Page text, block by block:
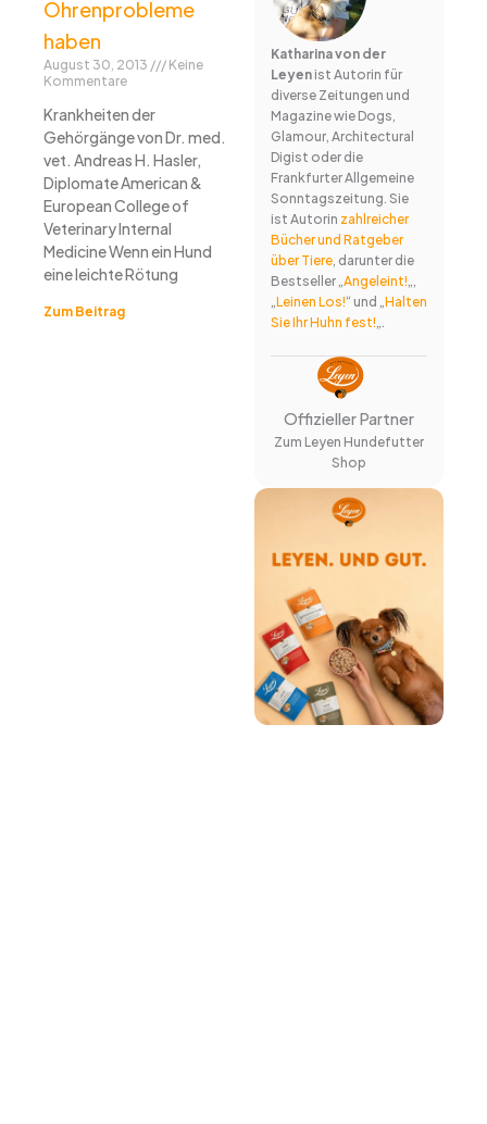
Ohrenprobleme
haben
August 30, 2013
Keine
Kommentare
Krankheiten der
Gehörgänge von Dr. med.
vet. Andreas H. Hasler,
Diplomate American &
European College of
Veterinary Internal
Medicine Wenn ein Hund
eine leichte Rötung
Zum Beitrag
Katharina von der
Leyenist Autorin für
diverse Zeitungen und
Magazine wie Dogs,
Glamour, Architectural
Digist oder die
Frankfurter Allgemeine
Sonntagszeitung. Sie
ist Autorin zahlreicher
Bücher und Ratgeber
über Tiere, darunter die
Bestseller „Angeleint!„,
„Leinen Los!“ und „Halten
Sie Ihr Huhn fest!„.
Offizieller Partner
Zum Leyen Hundefutter
Shop